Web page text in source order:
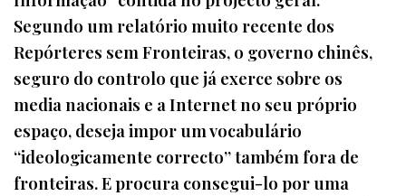
Segundo um relatório muito recente dos
Repórteres sem Fronteiras, o governo chinês,
seguro do controlo que já exerce sobre os
media nacionais e a Internet no seu próprio
espaço, deseja impor um vocabulário
“ideologicamente correcto” também fora de
fronteiras. E procura consegui-lo por uma